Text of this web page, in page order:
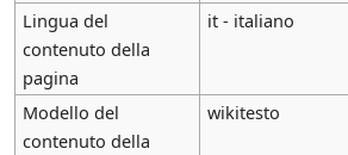
Lingua del
contenuto della
pagina
it - italiano
Modello del
contenuto della
wikitesto